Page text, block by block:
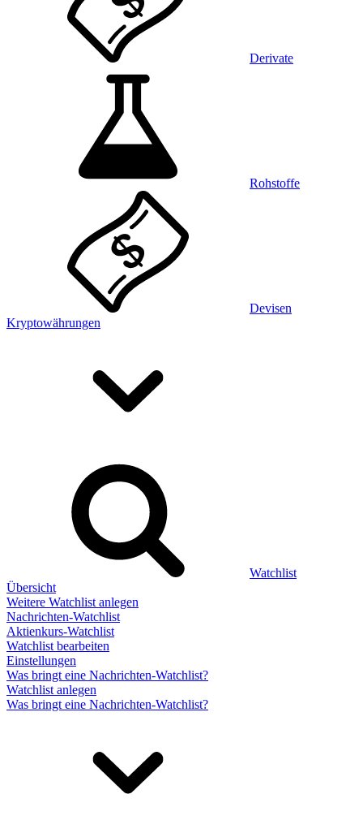
Derivate
Rohstoffe
Devisen
Kryptowährungen
Watchlist
Übersicht
Weitere Watchlist anlegen
Nachrichten-Watchlist
Aktienkurs-Watchlist
Watchlist bearbeiten
Einstellungen
Was bringt eine Nachrichten-Watchlist?
Watchlist anlegen
Was bringt eine Nachrichten-Watchlist?